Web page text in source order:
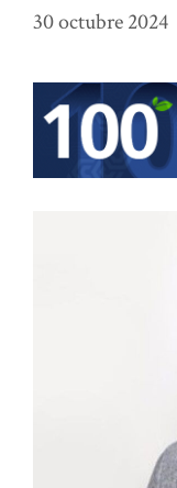
30 octubre 2024